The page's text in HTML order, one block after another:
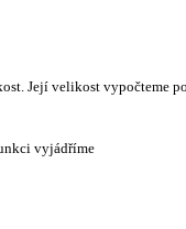
Její velikost vypočteme
vyjádříme